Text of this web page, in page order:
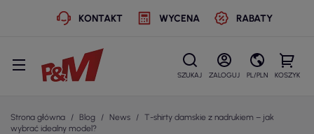
KONTAKT WYCENA RABATY
SZUKAJ ZALOGUJ PL/PLN KOSZYK
Strona główna Blog News
T-shirty damskie z nadrukiem – jak
wybrać idealny model?